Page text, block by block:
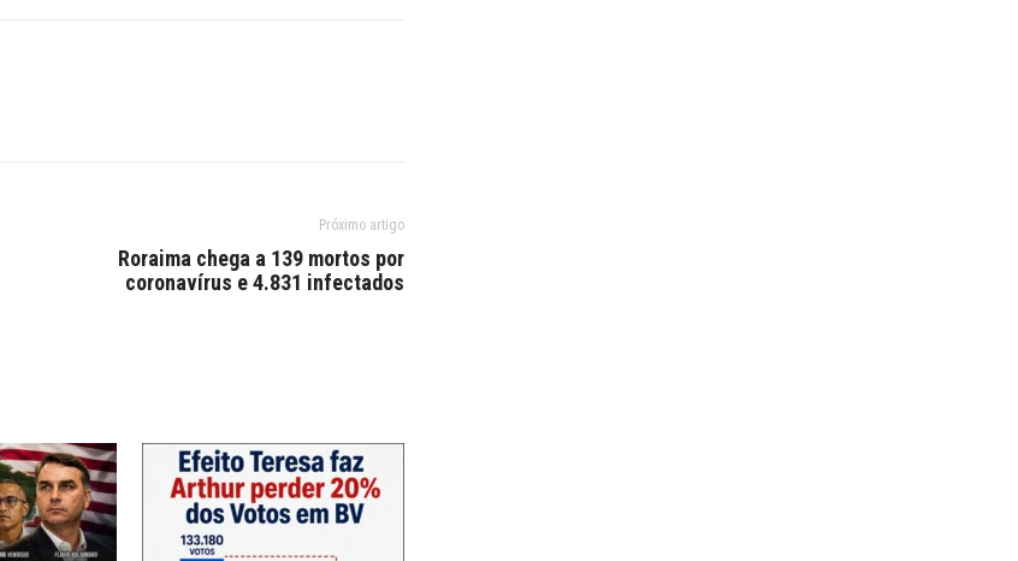
Próximo artigo
Roraima chega a 139 mortos por
coronavírus e 4.831 infectados